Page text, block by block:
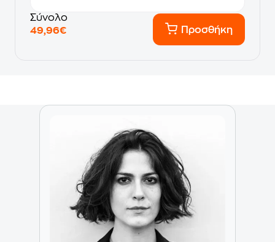
Σύνολο
49,96€
Προσθήκη